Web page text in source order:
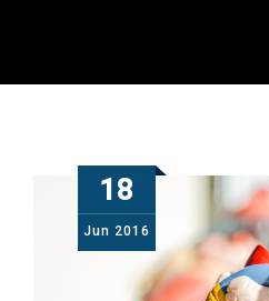
18
Jun 2016